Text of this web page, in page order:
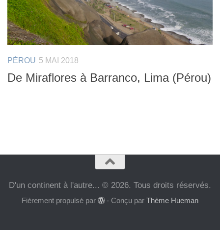
PÉROU 5 MAI 2018
De Miraflores à Barranco, Lima (Pérou)
D'un continent à l'autre... © 2026. Tous droits réservés.
Fièrement propulsé par - Conçu parThème Hueman